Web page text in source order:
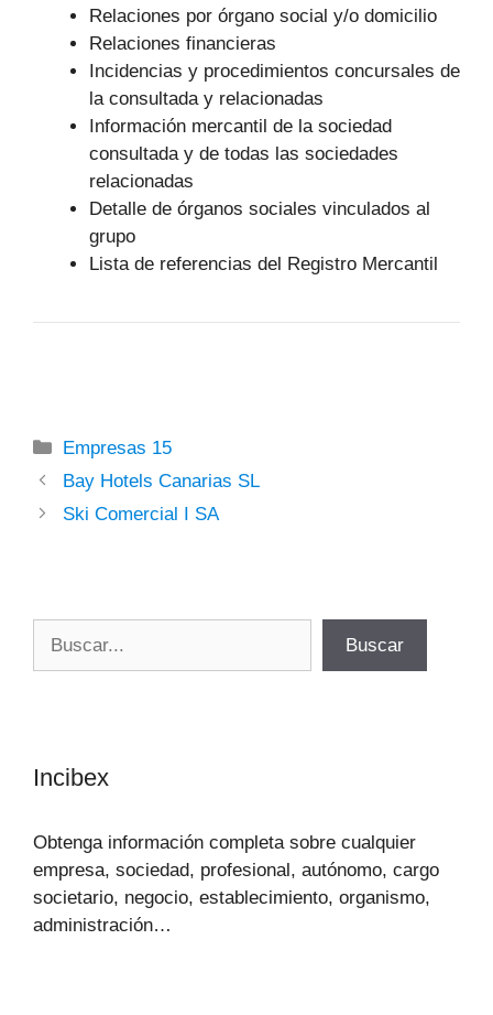
Relaciones por órgano social y/o domicilio
Relaciones financieras
Incidencias y procedimientos concursales de
la consultada y relacionadas
Información mercantil de la sociedad
consultada y de todas las sociedades
relacionadas
Detalle de órganos sociales vinculados al
grupo
Lista de referencias del Registro Mercantil
Categorías
Empresas 15
Bay Hotels Canarias SL
Ski Comercial I SA
Buscar
Incibex
Obtenga información completa sobre cualquier
empresa, sociedad, profesional, autónomo, cargo
societario, negocio, establecimiento, organismo,
administración…